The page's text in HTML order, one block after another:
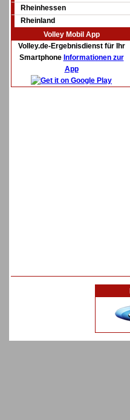
Rheinhessen
Rheinland
Volley Mobil App
Volley.de-Ergebnisdienst für Ihr
Smartphone Informationen zur
App